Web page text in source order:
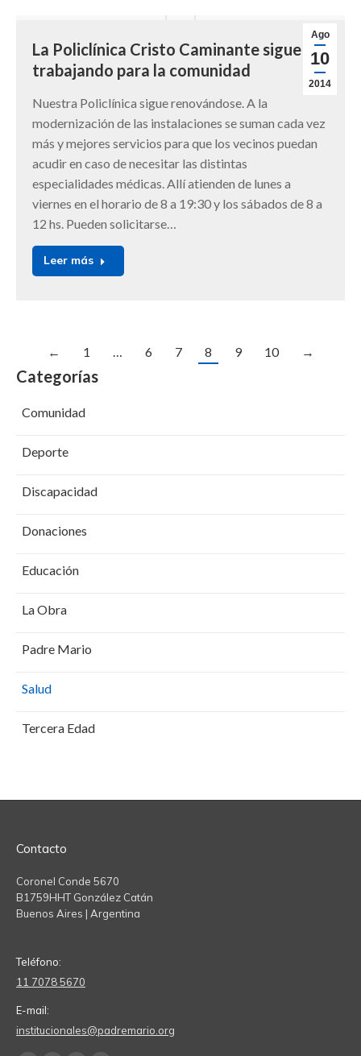
Ago
10
2014
La Policlínica Cristo Caminante sigue
trabajando para la comunidad
Nuestra Policlínica sigue renovándose. A la
modernización de las instalaciones se suman cada vez
más y mejores servicios para que los vecinos puedan
acudir en caso de necesitar las distintas
especialidades médicas. Allí atienden de lunes a
viernes en el horario de 8 a 19:30 y los sábados de 8 a
12 hs. Pueden solicitarse…
Leer más
← 1 … 6 7 8 9 10 →
Categorías
Comunidad
Deporte
Discapacidad
Donaciones
Educación
La Obra
Padre Mario
Salud
Tercera Edad
Contacto
Coronel Conde 5670
B1759HHT González Catán
Buenos Aires | Argentina
Teléfono:
11 7078 5670
E-mail:
institucionales@padremario.org